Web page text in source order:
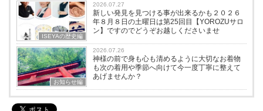
ISEYAの歴史編
2026.07.27
新しい発見を見つける事が出来るかも２０２６
年８月８日の土曜日は第25回目【YOROZUサロ
ン】ですのでどうぞお越しくださいませ
お知らせ編
2026.07.26
神様の前で身も心も清めるように大切なお着物
も次の着用や季節へ向けて今一度丁寧に整えて
あげませんか？